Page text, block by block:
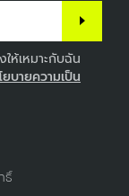
ห้เหมาะกับฉัน
ยบายความเป็น
ธิ์